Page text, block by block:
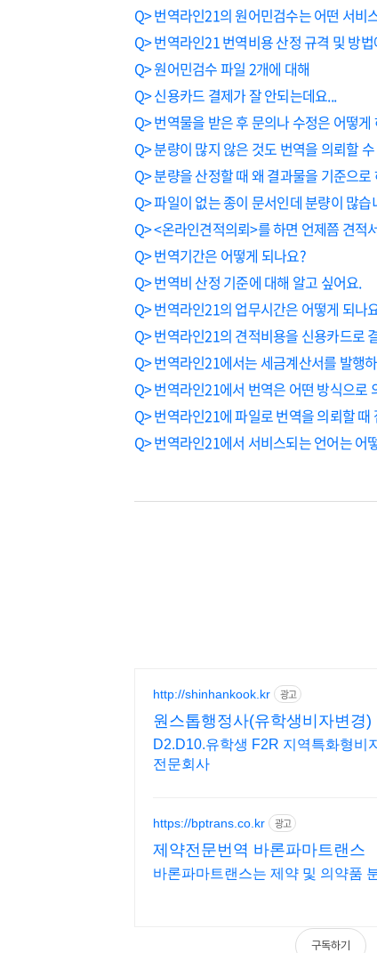
Q> 번역라인21의 원어민검수는 어떤 서비
Q> 번역라인21 번역비용 산정 규격 및 방
Q> 원어민검수 파일 2개에 대해
Q> 신용카드 결제가 잘 안되는데요...
Q> 번역물을 받은 후 문의나 수정은 어떻게
Q> 분량이 많지 않은 것도 번역을 의뢰할
Q> 분량을 산정할 때 왜 결과물을 기준으로
Q> 파일이 없는 종이 문서인데 분량이 많
Q> <온라인견적의뢰>를 하면 언제쯤 견적
Q> 번역기간은 어떻게 되나요?
Q> 번역비 산정 기준에 대해 알고 싶어요.
Q> 번역라인21의 업무시간은 어떻게 되나
Q> 번역라인21의 견적비용을 신용카드로
Q> 번역라인21에서는 세금계산서를 발행
Q> 번역라인21에서 번역은 어떤 방식으로
Q> 번역라인21에 파일로 번역을 의뢰할 때
Q> 번역라인21에서 서비스되는 언어는 어
http://shinhankook.kr 광고
원스톱행정사(유학생비자변경
D2.D10.유학생 F2R 지역특화형비
전문회사
https://bptrans.co.kr 광고
제약전문번역 바론파마트랜스
바론파마트랜스는 제약 및 의약품
구독하기